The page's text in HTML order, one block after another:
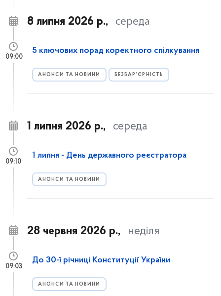
8 липня 2026 р., середа
5 ключових порад коректного спілкування
АНОНСИ ТА НОВИНИ БЕЗБАР’ЄРНІСТЬ
09:00
1 липня 2026 р., середа
1 липня - День державного реєстратора
АНОНСИ ТА НОВИНИ
09:10
28 червня 2026 р., неділя
До 30-ї річниці Конституції України
АНОНСИ ТА НОВИНИ
09:03